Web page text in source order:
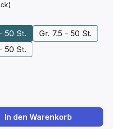
50 St.
Gr. 7.5 - 50 St.
50 St.
den gewünschten
In den Warenkorb